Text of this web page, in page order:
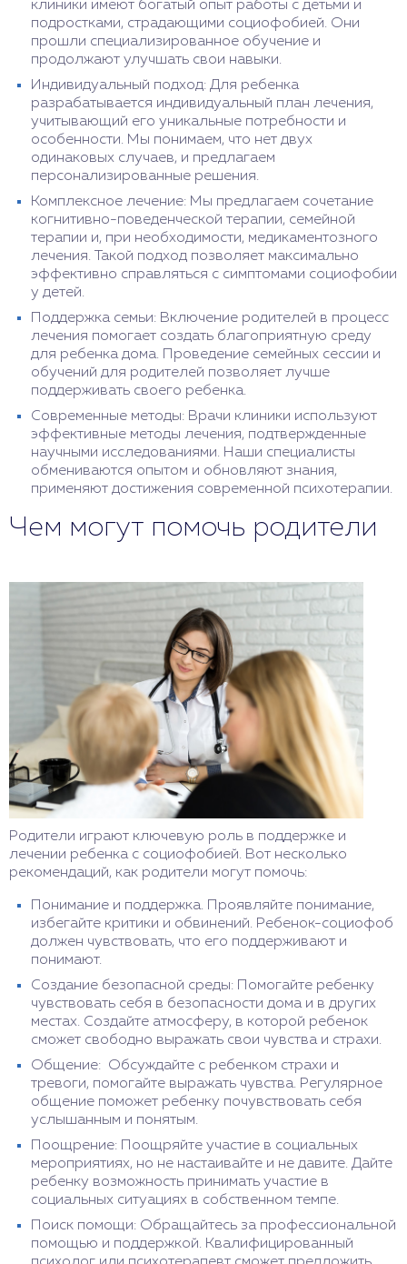
клиники имеют богатый опыт работы с детьми и
подростками, страдающими социофобией. Они
прошли специализированное обучение и
продолжают улучшать свои навыки.
Индивидуальный подход: Для ребенка
разрабатывается индивидуальный план лечения,
учитывающий его уникальные потребности и
особенности. Мы понимаем, что нет двух
одинаковых случаев, и предлагаем
персонализированные решения.
Комплексное лечение: Мы предлагаем сочетание
когнитивно-поведенческой терапии, семейной
терапии и, при необходимости, медикаментозного
лечения. Такой подход позволяет максимально
эффективно справляться с симптомами социофобии
у детей.
Поддержка семьи: Включение родителей в процесс
лечения помогает создать благоприятную среду
для ребенка дома. Проведение семейных сессии и
обучений для родителей позволяет лучше
поддерживать своего ребенка.
Современные методы: Врачи клиники используют
эффективные методы лечения, подтвержденные
научными исследованиями. Наши специалисты
обмениваются опытом и обновляют знания,
применяют достижения современной психотерапии.
Чем могут помочь родители
Родители играют ключевую роль в поддержке и
лечении ребенка с социофобией. Вот несколько
рекомендаций, как родители могут помочь:
Понимание и поддержка. Проявляйте понимание,
избегайте критики и обвинений. Ребенок-социофоб
должен чувствовать, что его поддерживают и
понимают.
Создание безопасной среды: Помогайте ребенку
чувствовать себя в безопасности дома и в других
местах. Создайте атмосферу, в которой ребенок
сможет свободно выражать свои чувства и страхи.
Общение: Обсуждайте с ребенком страхи и
тревоги, помогайте выражать чувства. Регулярное
общение поможет ребенку почувствовать себя
услышанным и понятым.
Поощрение: Поощряйте участие в социальных
мероприятиях, но не настаивайте и не давите. Дайте
ребенку возможность принимать участие в
социальных ситуациях в собственном темпе.
Поиск помощи: Обращайтесь за профессиональной
помощью и поддержкой. Квалифицированный